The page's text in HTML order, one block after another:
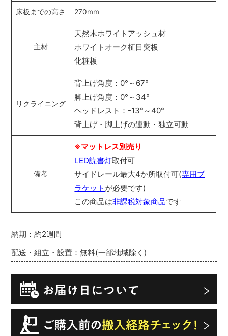
納期：約2週間
配送・組立・設置：無料(一部地域除く)
床板までの高さ 270mm
主材
天然木ホワイトアッシュ材
ホワイトオーク柾目突板
化粧板
リクライニング
背上げ角度：0°～67°
脚上げ角度：0°～34°
ヘッドレスト：-13°～40°
背上げ・脚上げの連動・独立可動
備考
※マットレス別売り
LED読書灯取付可
サイドレール最大4か所取付可(専用ブ
ラケット が必要です)
この商品は非課税対象商品です